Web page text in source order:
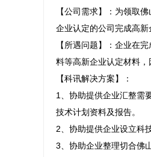
【公司需求】：为领取
企业认定的公司完成高新
【所遇问题】：企业在
料等高新企业认定材料，
【科讯解决方案】：
1、协助提供企业汇整需
技术计划资料及报告。
2、协助提供企业设立科
3、协助企业整理切合佛